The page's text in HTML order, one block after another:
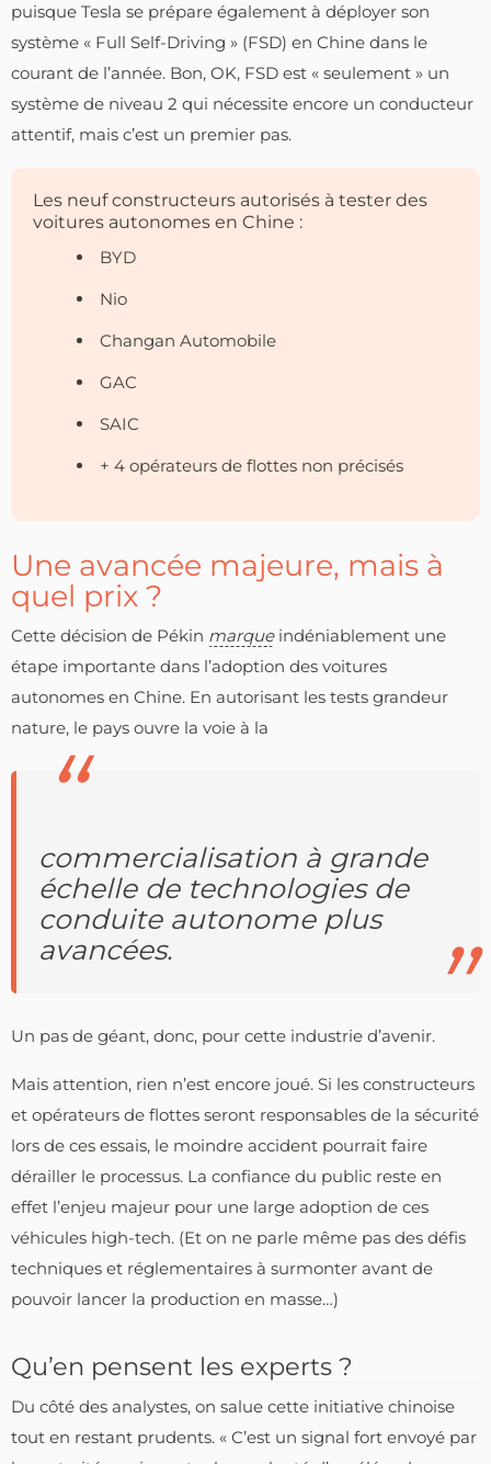
puisque Tesla se prépare également à déployer son
système « Full Self-Driving » (FSD) en Chine dans le
courant de l’année. Bon, OK, FSD est « seulement » un
système de niveau 2 qui nécessite encore un conducteur
attentif, mais c’est un premier pas.
Les neuf constructeurs autorisés à tester des
voitures autonomes en Chine :
BYD
Nio
Changan Automobile
GAC
SAIC
+ 4 opérateurs de flottes non précisés
Une avancée majeure, mais à
quel prix ?
Cette décision de Pékin marqueindéniablement une
étape importante dans l’adoption des voitures
autonomes en Chine. En autorisant les tests grandeur
nature, le pays ouvre la voie à la
commercialisation à grande
échelle de technologies de
conduite autonome plus
avancées.
Un pas de géant, donc, pour cette industrie d’avenir.
Mais attention, rien n’est encore joué. Si les constructeurs
et opérateurs de flottes seront responsables de la sécurité
lors de ces essais, le moindre accident pourrait faire
dérailler le processus. La confiance du public reste en
effet l’enjeu majeur pour une large adoption de ces
véhicules high-tech. (Et on ne parle même pas des défis
techniques et réglementaires à surmonter avant de
pouvoir lancer la production en masse…)
Qu’en pensent les experts ?
Du côté des analystes, on salue cette initiative chinoise
tout en restant prudents. « C’est un signal fort envoyé par